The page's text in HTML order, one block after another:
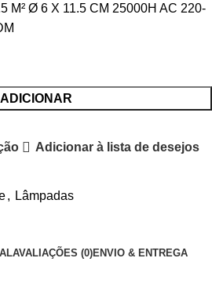
M² Ø 6 X 11.5 CM 25000H AC 220-
ADICIONAR
Adicionar à lista de desejos
, Lâmpadas
AVALIAÇÕES (0)ENVIO & ENTREGA